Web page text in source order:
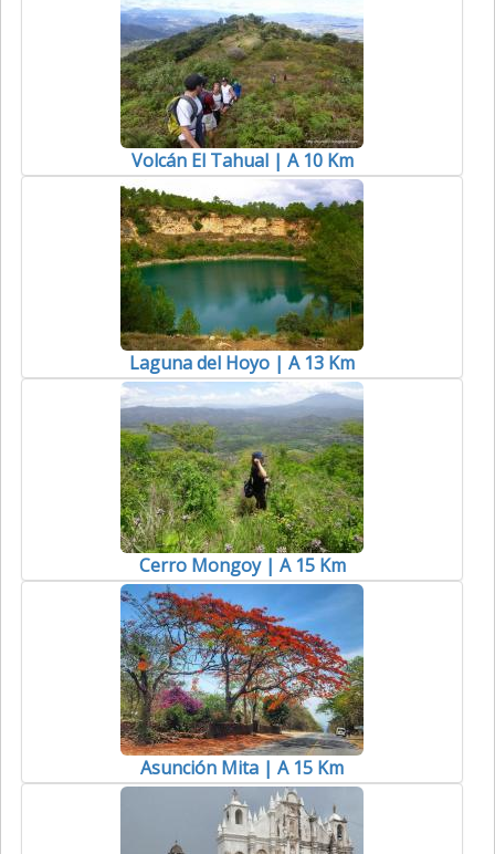
Volcán El Tahual | A 10 Km
Laguna del Hoyo | A 13 Km
Cerro Mongoy | A 15 Km
Asunción Mita | A 15 Km